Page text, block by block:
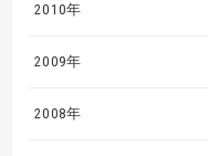
2010年
2009年
2008年